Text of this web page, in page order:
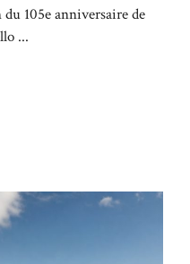
105e anniversaire de
...